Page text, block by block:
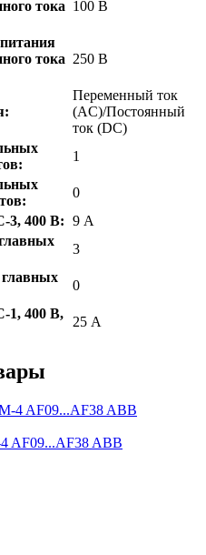
тока 100 В
тока 250 В
Переменный ток
(AC)/Постоянный
ток (DC)
1
0
3, 400 В: 9 А
3
0
1, 400 В,
25 А
AF09...AF38 ABB